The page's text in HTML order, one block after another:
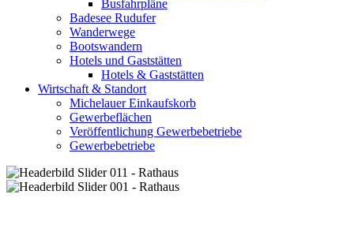
Busfahrpläne
Badesee Rudufer
Wanderwege
Bootswandern
Hotels und Gaststätten
Hotels & Gaststätten
Wirtschaft & Standort
Michelauer Einkaufskorb
Gewerbeflächen
Veröffentlichung Gewerbebetriebe
Gewerbebetriebe